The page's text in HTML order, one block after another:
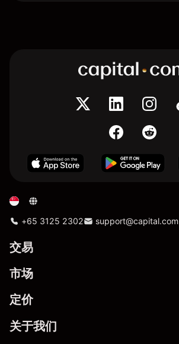
+65 3125 2302 support@capital.com
交易
市场
定价
关于我们